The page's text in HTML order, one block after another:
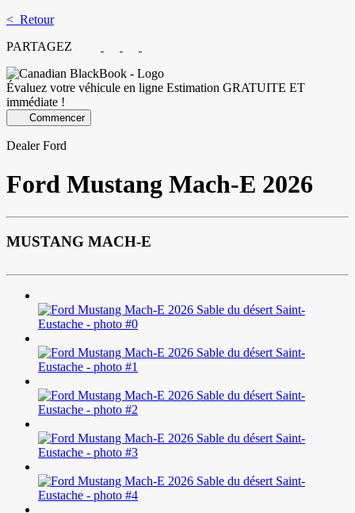
< Retour
PARTAGEZ
Évaluez votre véhicule en ligne Estimation GRATUITE ET
immédiate !
Commencer
Dealer Ford
Ford Mustang Mach-E 2026
MUSTANG MACH-E